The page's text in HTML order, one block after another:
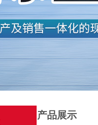
产品展示